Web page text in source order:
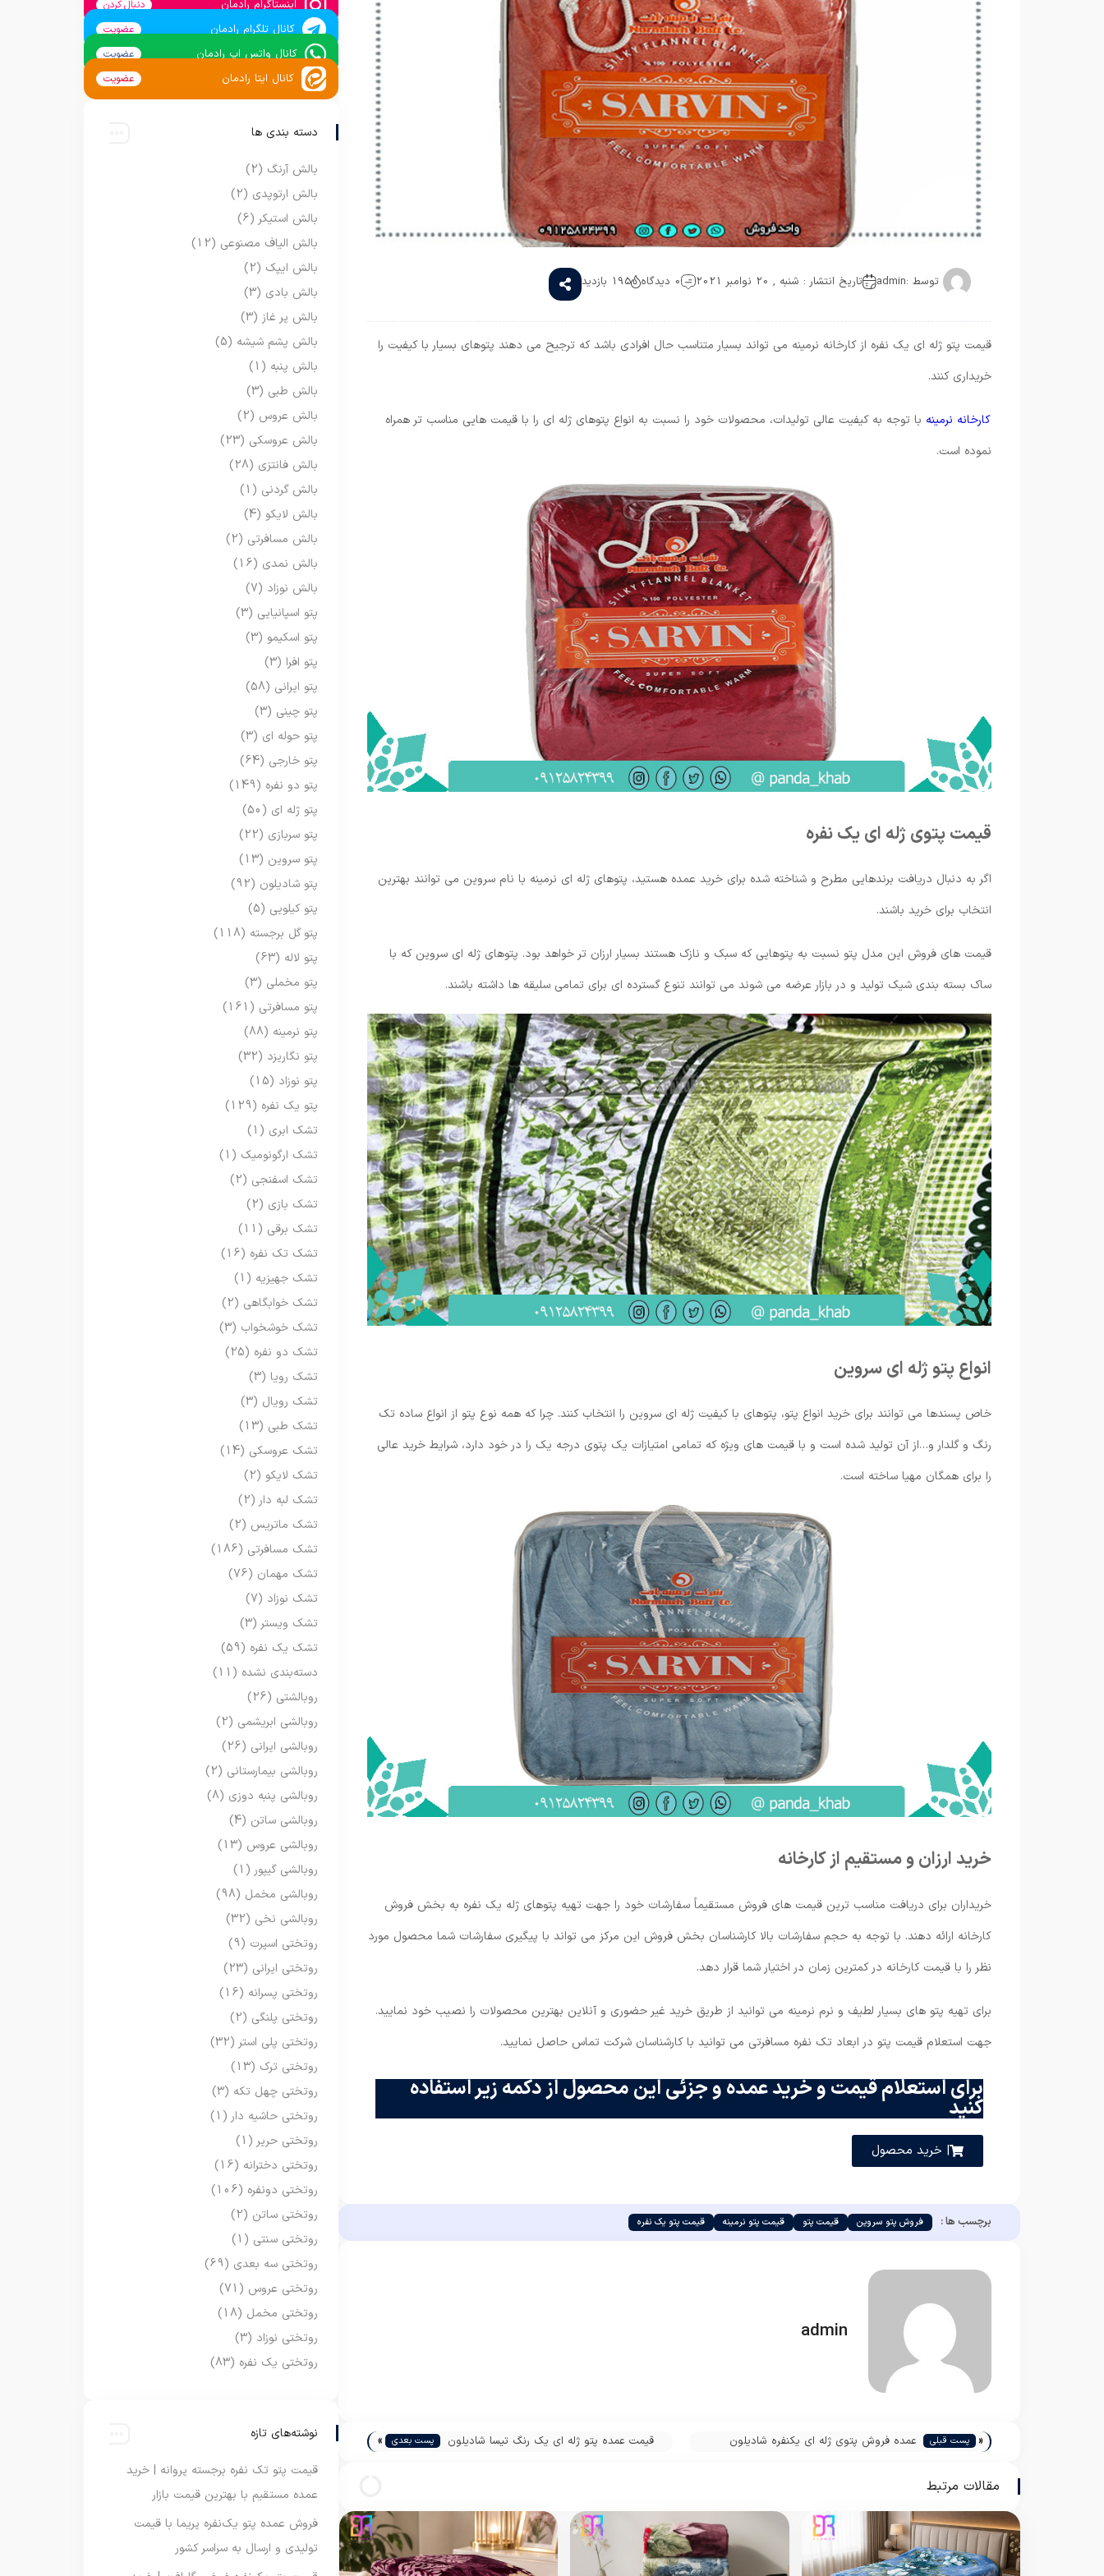
توسط :admin تاریخ انتشار : شنبه , 20 نوامبر 2021 0 دیدگاه 195 بازدید
قیمت پتو ژله ای یک نفره از کارخانه نرمینه می تواند بسیار متناسب حال افرادی باشد که ترجیح می دهند پتوهای بسیار با کیفیت را
خریداری کنند.
کارخانه نرمینه با توجه به کیفیت عالی تولیدات، محصولات خود را نسبت به انواع پتوهای ژله ای را با قیمت هایی مناسب تر همراه
نموده است.
قیمت پتوی ژله ای یک نفره
اگر به دنبال دریافت برندهایی مطرح و شناخته شده برای خرید عمده هستید، پتوهای ژله ای نرمینه با نام سروین می توانند بهترین
انتخاب برای خرید باشند.
قیمت های فروش این مدل پتو نسبت به پتوهایی که سبک و نازک هستند بسیار ارزان تر خواهد بود. پتوهای ژله ای سروین که با
ساک بسته بندی شیک تولید و در بازار عرضه می شوند می توانند تنوع گسترده ای برای تمامی سلیقه ها داشته باشند.
انواع پتو ژله ای سروین
خاص پسندها می ‌توانند برای خرید انواع پتو، پتوهای با کیفیت ژله ای سروین را انتخاب کنند. چرا که همه نوع پتو از انواع ساده تک
رنگ و گلدار و…از آن تولید شده است و با قیمت های ویژه که تمامی امتیازات یک پتوی درجه یک را در خود دارد، شرایط خرید عالی
را برای همگان مهیا ساخته است.
خرید ارزان و مستقیم از کارخانه
خریداران برای دریافت مناسب ترین قیمت های فروش مستقیماً سفارشات خود را جهت تهیه پتوهای ژله یک نفره به بخش فروش
کارخانه ارائه دهند. با توجه به حجم سفارشات بالا کارشناسان بخش فروش این مرکز می ‌تواند با پیگیری سفارشات شما محصول مورد
نظر را با قیمت کارخانه در کمترین زمان در اختیار شما قرار دهد.
برای تهیه پتو های بسیار لطیف و نرم نرمینه می ‌توانید از طریق خرید غیر حضوری و آنلاین بهترین محصولات را نصیب خود نمایید.
جهت استعلام قیمت پتو در ابعاد تک نفره مسافرتی می توانید با کارشناسان شرکت تماس حاصل نمایید.
برای استعلام قیمت و خرید عمده و جزئی این محصول از دکمه زیر استفاده
کنید
| خرید محصول
برچسب ها : فروش پتو سروین قیمت پتو قیمت پتو نرمینه قیمت پتو یک نفره
admin
« پست قبلی عمده فروش پتوی ژله ای یکنفره شادیلون قیمت عمده پتو ژله ای یک رنگ تیسا شادیلون پست بعدی »
مقالات مرتبط
اینستاگرام رادمان دنبال کردن
کانال تلگرام رادمان عضویت
کانال واتس اپ رادمان عضویت
کانال ایتا رادمان عضویت
دسته بندی ها
بالش آرنگ (2)
بالش ارتوپدی (2)
بالش استیکر (6)
بالش الیاف مصنوعی (12)
بالش ایپک (2)
بالش بادی (3)
بالش پر غاز (3)
بالش پشم شیشه (5)
بالش پنبه (1)
بالش طبی (3)
بالش عروس (2)
بالش عروسکی (23)
بالش فانتزی (28)
بالش گردنی (1)
بالش لایکو (4)
بالش مسافرتی (2)
بالش نمدی (16)
بالش نوزاد (7)
پتو اسپانیایی (3)
پتو اسکیمو (3)
پتو افرا (3)
پتو ایرانی (58)
پتو چینی (3)
پتو حوله ای (3)
پتو خارجی (64)
پتو دو نفره (149)
پتو ژله ای (50)
پتو سربازی (22)
پتو سروین (13)
پتو شادیلون (92)
پتو کیلویی (5)
پتو گل برجسته (118)
پتو لاله (63)
پتو مخملی (3)
پتو مسافرتی (161)
پتو نرمینه (88)
پتو نگاریزد (32)
پتو نوزاد (15)
پتو یک نفره (129)
تشک ابری (1)
تشک ارگونومیک (1)
تشک اسفنجی (2)
تشک بازی (2)
تشک برقی (11)
تشک تک نفره (16)
تشک جهیزیه (1)
تشک خوابگاهی (2)
تشک خوشخواب (3)
تشک دو نفره (25)
تشک رویا (3)
تشک رویال (3)
تشک طبی (13)
تشک عروسکی (14)
تشک لایکو (2)
تشک لبه دار (2)
تشک ماتریس (2)
تشک مسافرتی (186)
تشک مهمان (76)
تشک نوزاد (7)
تشک ویستر (3)
تشک یک نفره (59)
دسته‌بندی نشده (11)
روبالشتی (26)
روبالشی ابریشمی (2)
روبالشی ایرانی (26)
روبالشی بیمارستانی (2)
روبالشی پنبه دوزی (8)
روبالشی ساتن (4)
روبالشی عروس (13)
روبالشی گیپور (1)
روبالشی مخمل (98)
روبالشی نخی (32)
روتختی اسپرت (9)
روتختی ایرانی (23)
روتختی پسرانه (16)
روتختی پلنگی (2)
روتختی پلی استر (32)
روتختی ترک (13)
روتختی چهل تکه (3)
روتختی حاشیه دار (1)
روتختی حریر (1)
روتختی دخترانه (16)
روتختی دونفره (106)
روتختی ساتن (2)
روتختی سنتی (1)
روتختی سه بعدی (69)
روتختی عروس (71)
روتختی مخمل (18)
روتختی نوزاد (3)
روتختی یک نفره (83)
نوشته‌های تازه
قیمت پتو تک نفره برجسته پروانه | خرید
عمده مستقیم با بهترین قیمت بازار
فروش عمده پتو یک‌نفره پریما با قیمت
تولیدی و ارسال به سراسر کشور